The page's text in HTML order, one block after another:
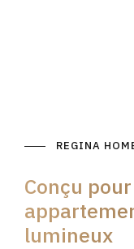
REGINA
Conçu
lumineux